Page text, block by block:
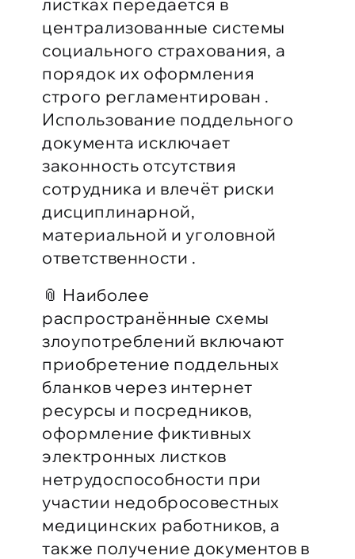
централизованные системы
социального страхования, а
порядок их оформления
строго регламентирован .
Использование поддельного
документа исключает
законность отсутствия
сотрудника и влечёт риски
дисциплинарной,
материальной и уголовной
ответственности .
📎 Наиболее
распространённые схемы
злоупотреблений включают
приобретение поддельных
бланков через интернет
ресурсы и посредников,
оформление фиктивных
электронных листков
нетрудоспособности при
участии недобросовестных
медицинских работников, а
также получение документов в